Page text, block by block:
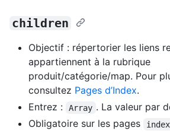
children
Objectif : répertorier les liens
appartiennent à la rubrique
produit/catégorie/map. Pour
consultez Pages d’Index.
Entrez :
Array . La valeur par
Obligatoire sur les pages